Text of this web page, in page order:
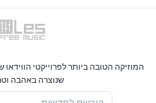
המוזיקה הטובה ביותר לפרוייקטי הווידאו
שנוצרה באהבה